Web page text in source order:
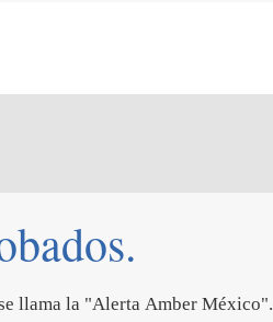
llama la "Alerta Amber México".